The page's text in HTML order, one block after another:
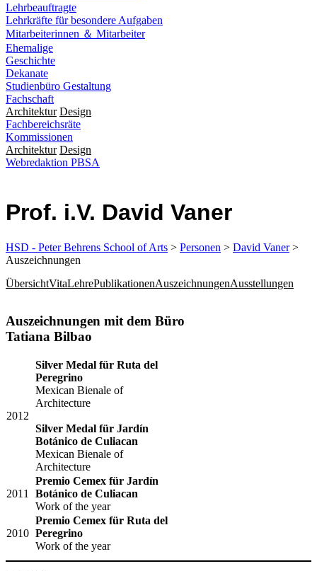
Lehrbeauftragte
Lehrkräfte für besondere Aufgaben
Mitarbeiterinnen ＆ Mitarbeiter
Ehemalige
Geschichte
Dekanate
Studienbüro Gestaltung
Fachschaft
Architektur Design
Fachbereichsräte
Kommissionen
Architektur Design
Webredaktion PBSA
Prof. i.V. David Vaner
HSD - Peter Behrens School of Arts > Personen > David Vaner>
Auszeichnungen
ÜbersichtVitaLehrePublikationenAuszeichnungenAusstellungen
​​​​Auszeichnungen mit dem Büro
Tatiana Bilbao​
​​2012
Silver Medal für Ruta del
Peregrino
​Mexican Bienale of
Architecture
Silver Medal für Jardín
Botánico de Culiacan
Mexican Bienale of
Architecture
​2011
Premio Cemex für Jardín
Botánico de Culiacan
Work of the year
2010
Premio Cemex für Ruta del
Peregrino
Work of the year​